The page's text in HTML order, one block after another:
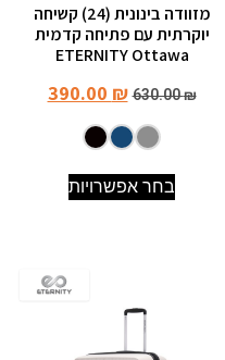
מזוודה בינונית (24) קשיחה
יוקרתית עם פתיחה קדמית
ETERNITY Ottawa
630.00₪
390.00 ₪
בחר אפשרויות